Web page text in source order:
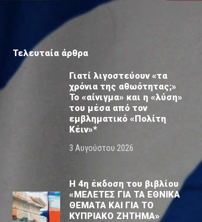
Τελευταία άρθρα
Γιατί λιγοστεύουν «τα
χρόνια της αθωότητας;»
Το «αίνιγμα» και η «λύση»
του μέσα από τον
εμβληματικό «Πολίτη
Κέιν»*
3 Αυγούστου 2026
Η 4η έκδοση του βιβλίου
«ΜΕΛΕΤΕΣ ΓΙΑ ΤΑ ΕΘΝΙΚΑ
ΘΕΜΑΤΑ ΚΑΙ ΓΙΑ ΤΟ
ΚΥΠΡΙΑΚΟ ΖΗΤΗΜΑ»